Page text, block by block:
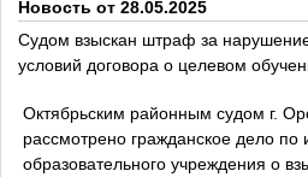
Новость от 28.05.2025
Судом взыскан штраф за
условий договора о целевом
Октябрьским районным судом г.
рассмотрено гражданское дело по
образовательного учреждения о